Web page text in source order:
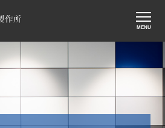
MENU